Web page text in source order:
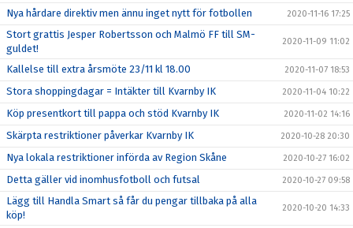
Nya hårdare direktiv men ännu inget nytt för fotbollen 2020-11-16 17:25
Stort grattis Jesper Robertsson och Malmö FF till SM-
guldet!
2020-11-09 11:02
Kallelse till extra årsmöte 23/11 kl 18.00 2020-11-07 18:53
Stora shoppingdagar = Intäkter till Kvarnby IK 2020-11-04 10:22
Köp presentkort till pappa och stöd Kvarnby IK 2020-11-02 14:16
Skärpta restriktioner påverkar Kvarnby IK 2020-10-28 20:30
Nya lokala restriktioner införda av Region Skåne 2020-10-27 16:02
Detta gäller vid inomhusfotboll och futsal 2020-10-27 09:58
Lägg till Handla Smart så får du pengar tillbaka på alla
köp!
2020-10-20 14:33